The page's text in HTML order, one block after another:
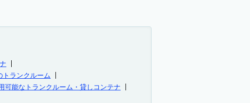
トランクルーム
可能なトランクルーム・貸しコンテナ